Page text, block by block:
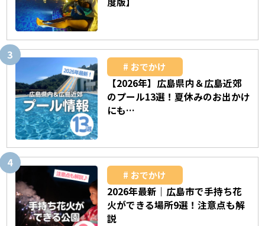
おでかけ
【2026年】広島県内＆広島近郊
のプール13選！夏休みのお出かけ
にも…
おでかけ
2026年最新｜広島市で手持ち花
火ができる場所9選！注意点も解
説